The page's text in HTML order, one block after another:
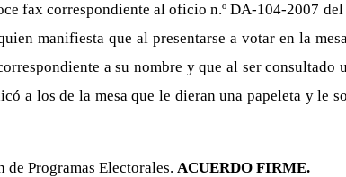
fax correspondiente al oficio n.º DA-104-2007
manifiesta que al presentarse a votar en la
a su nombre y que al ser
a los de la mesa que le dieran una papeleta y le
de Programas Electorales. ACUERDO FIRME.